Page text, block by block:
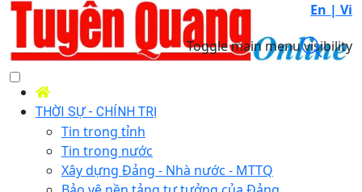
En | Vi
Toggle main menu visibility
THỜI SỰ - CHÍNH TRỊ
Tin trong tỉnh
Tin trong nước
Xây dựng Đảng - Nhà nước - MTTQ